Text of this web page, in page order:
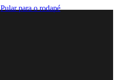
Pular para o rodapé